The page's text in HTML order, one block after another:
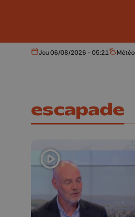
Aujourd'hui
Jeu 06/08/2026 - 05:21 Météo
Météo
escapade